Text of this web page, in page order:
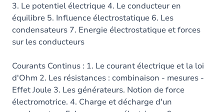
3. Le potentiel électrique 4. Le conducteur en
équilibre 5. Influence électrostatique 6. Les
condensateurs 7. Energie électrostatique et forces
sur les conducteurs
Courants Continus : 1. Le courant électrique et la loi
d'Ohm 2. Les résistances : combinaison - mesures -
Effet Joule 3. Les générateurs. Notion de force
électromotrice. 4. Charge et décharge d'un